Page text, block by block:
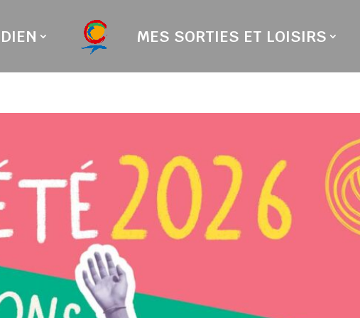
MES SORTIES ET LOISIRS